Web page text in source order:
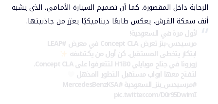
الرحابة داخل المقصورة. كما أن تصميم السيارة الأمامي، الذي يشبه
أنف سمكة القرش، يعكس طابعًا ديناميكيًا يعزز من جاذبيتها.
لأول مرة في السعودية!
مرسيدس-بنز تعرض Concept CLA في معرض #LEAP
ابتكار يتخطى المستقبل، كن أول من يكتشفه
زورونا في جناح موبايلي H1i30 لتتعرفوا على Concept CLA،
لتفتح معها ابواب مستقبل التطور المذهل
#مرسيدس_بنز_السعودية#MercedesBenzKSA
pic.twitter.com/D0r95DwimI